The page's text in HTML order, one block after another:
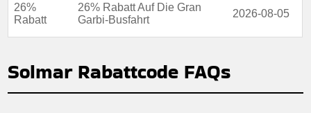
26%
Rabatt
26% Rabatt Auf Die Gran
Garbi-Busfahrt
2026-08-05
Solmar Rabattcode FAQs